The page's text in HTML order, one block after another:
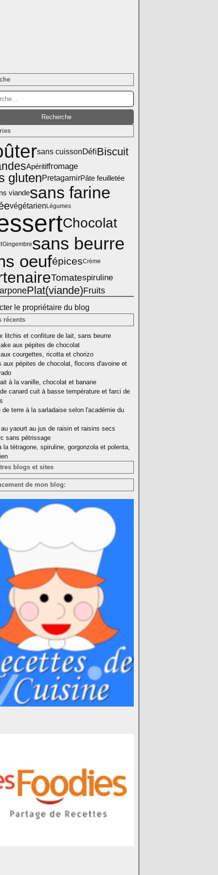
sans cuissonDéfiBiscuit
Apéritiffromage
glutenPretagarnirPâte feuilletée
viandesans farine
végétarienLégumes
Chocolat
Gingembresans beurre
oeufépicesCrème
Tomatespiruline
Plat(viande)Fruits
le propriétaire du blog
récents
litchis et confiture de lait, sans beurre
aux pépites de chocolat
courgettes, ricotta et chorizo
aux pépites de chocolat, flocons d'avoine et
à la vanille, chocolat et banane
canard cuit à basse température et farci de
de terre à la sarladaise selon l'académie du
yaourt au jus de raisin et raisins secs
sans pétrissage
la tétragone, spiruline, gorgonzola et polenta,
blogs et sites
de mon blog: